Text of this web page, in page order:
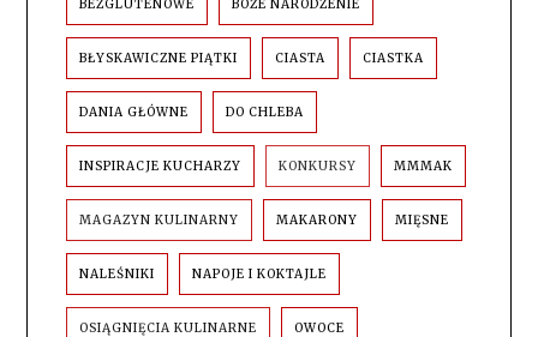
BEZGLUTENOWE BOŻE NARODZENIE
BŁYSKAWICZNE PIĄTKI CIASTA CIASTKA
DANIA GŁÓWNE DO CHLEBA
INSPIRACJE KUCHARZY KONKURSY MMMAK
MAGAZYN KULINARNY MAKARONY MIĘSNE
NALEŚNIKI NAPOJE I KOKTAJLE
OSIĄGNIĘCIA KULINARNE OWOCE